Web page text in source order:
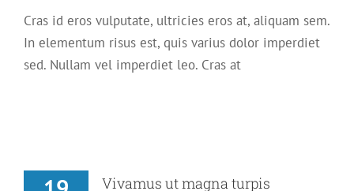
Cras id eros vulputate, ultricies eros at, aliquam sem.
In elementum risus est, quis varius dolor imperdiet
sed. Nullam vel imperdiet leo. Cras at
Vivamus ut magna turpis